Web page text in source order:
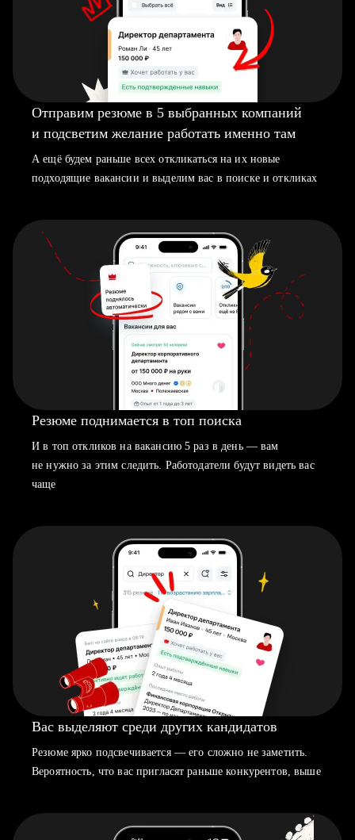
Отправим резюме в 5 выбранных компаний
и подсветим желание работать именно там
А ещё будем раньше всех откликаться на их новые
подходящие вакансии и выделим вас в поиске и откликах
Резюме поднимается в топ поиска
И в топ откликов на вакансию 5 раз в день — вам
не нужно за этим следить. Работодатели будут видеть вас
чаще
Вас выделяют среди других кандидатов
Резюме ярко подсвечивается — его сложно не заметить.
Вероятность, что вас пригласят раньше конкурентов, выше